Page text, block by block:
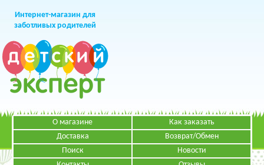
Интернет-магазин для
заботливых родителей
+7 (499)391-49-83Телефон в Москве
О магазине
Как заказать
Доставка
Возврат/Обмен
Поиск
Новости